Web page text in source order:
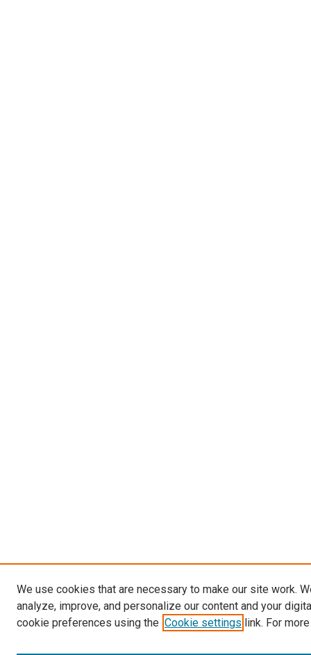
We use cookies that are necessary to make our site work.
analyze, improve, and personalize our content and your
cookie preferences using the Cookie settings link. For